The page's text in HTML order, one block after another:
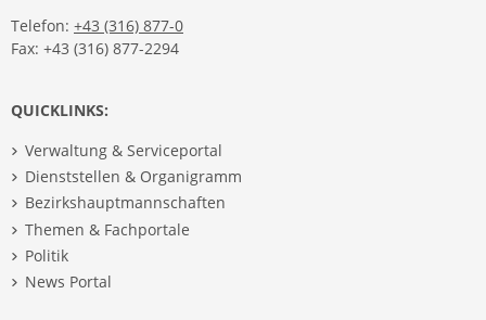
Telefon: +43 (316) 877-0
Fax: +43 (316) 877-2294
QUICKLINKS:
Verwaltung & Serviceportal
Dienststellen & Organigramm
Bezirkshauptmannschaften
Themen & Fachportale
Politik
News Portal